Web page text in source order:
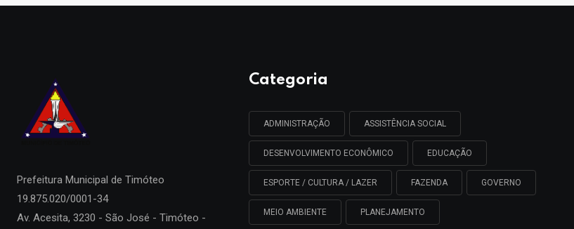
Prefeitura Municipal de Timóteo
19.875.020/0001-34
Av. Acesita, 3230 - São José - Timóteo -
Categoria
ADMINISTRAÇÃO ASSISTÊNCIA SOCIAL
DESENVOLVIMENTO ECONÔMICO EDUCAÇÃO
ESPORTE / CULTURA / LAZER FAZENDA GOVERNO
MEIO AMBIENTE PLANEJAMENTO